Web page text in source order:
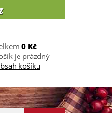
0 Kč
je prázdný
košíku